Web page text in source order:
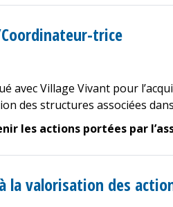
trice
avec Village Vivant pour
des structures associées
les actions portées par
la valorisation des